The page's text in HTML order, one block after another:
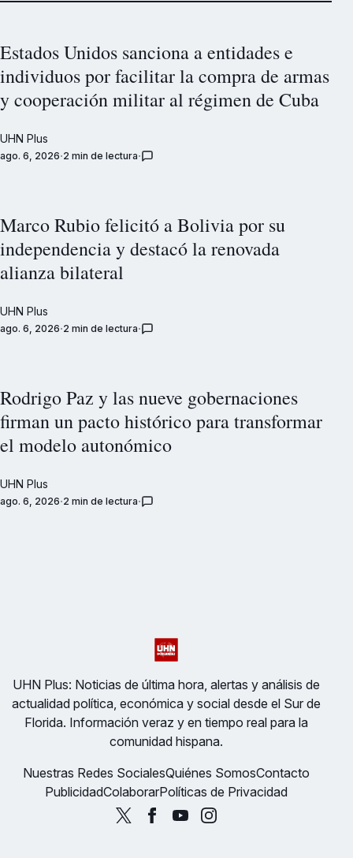
Estados Unidos sanciona a entidades e
individuos por facilitar la compra de armas
y cooperación militar al régimen de Cuba
UHN Plus
ago. 6, 2026 2 min de lectura
Marco Rubio felicitó a Bolivia por su
independencia y destacó la renovada
alianza bilateral
UHN Plus
ago. 6, 2026 2 min de lectura
Rodrigo Paz y las nueve gobernaciones
firman un pacto histórico para transformar
el modelo autonómico
UHN Plus
ago. 6, 2026 2 min de lectura
UHN Plus: Noticias de última hora, alertas y análisis de
actualidad política, económica y social desde el Sur de
Florida. Información veraz y en tiempo real para la
comunidad hispana.
Nuestras Redes SocialesQuiénes SomosContacto
PublicidadColaborarPolíticas de Privacidad